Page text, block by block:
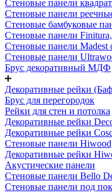
Стеновые панели
Стеновые панели
Стеновые бамбуковые
Стеновые панели
Стеновые панели
Стеновые панели
Брус декоративный МДФ
Декоративные рейки
Брус для перегородок
Рейки для стен и потолка
Декоративные рейки
Декоративные рейки
Стеновые панели
Декоративные рейки
Акустические панели
Стеновые панели Bello
Стеновые панели под